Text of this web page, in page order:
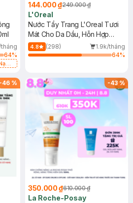
tháng
64%
144.000 ₫249.000 ₫
L'Oreal
Nước Tẩy Trang L'Oreal Tươi
Mát Cho Da Dầu, Hỗn Hợp
400ml
4.8 (298)
1.9k/tháng
64%
-46 % -43%
350.000 ₫610.000 ₫
La Roche-Posay